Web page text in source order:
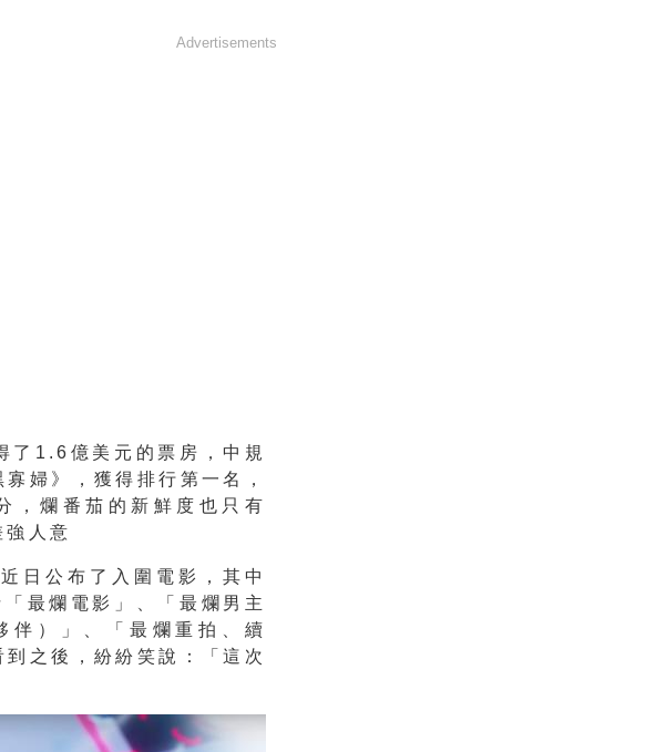
Advertisements
了1.6億美元的票房，中規
婦》，獲得排行第一名，
，爛番茄的新鮮度也只有
人意
日公布了入圍電影，其中
最爛電影」、「最爛男主
伴）」、「最爛重拍、續
之後，紛紛笑說：「這次